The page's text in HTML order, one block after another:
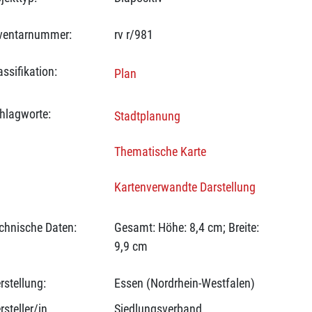
rv r/981
Plan
Stadtplanung
Thematische Karte
Kartenverwandte Darstellung
Daten:
Gesamt: Höhe: 8,4 cm; Breite:
9,9 cm
Essen (Nordrhein-Westfalen)
in
Siedlungsverband